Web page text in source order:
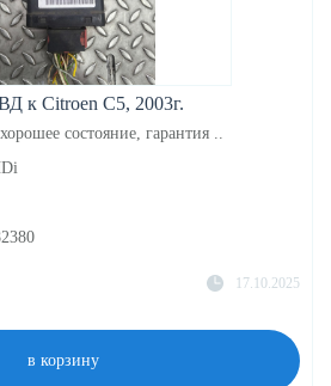
к Citroen C5, 2003г.
состояние, гарантия ..
17.10.2025
в корзину